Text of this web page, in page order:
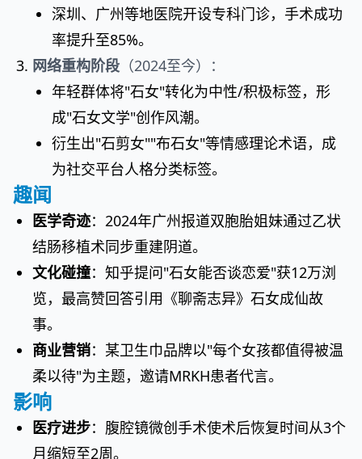
深圳、广州等地医院开设专科门诊，手术成功
率提升至85%。
网络重构阶段 （2024至今）：
年轻群体将"石女"转化为中性/积极标签，形
成"石女文学"创作风潮。
衍生出"石剪女""布石女"等情感理论术语，成
为社交平台人格分类标签。
趣闻
医学奇迹：2024年广州报道双胞胎姐妹通过乙状
结肠移植术同步重建阴道。
文化碰撞：知乎提问"石女能否谈恋爱"获12万浏
览，最高赞回答引用《聊斋志异》石女成仙故
事。
商业营销：某卫生巾品牌以"每个女孩都值得被温
柔以待"为主题，邀请MRKH患者代言。
影响
医疗进步：腹腔镜微创手术使术后恢复时间从3个
月缩短至2周。